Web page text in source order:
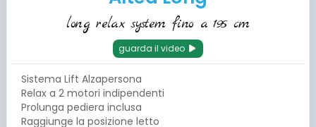
long relax system fino a 195 cm
guarda il video
Sistema Lift Alzapersona
Relax a 2 motori indipendenti
Prolunga pediera inclusa
Raggiunge la posizione letto